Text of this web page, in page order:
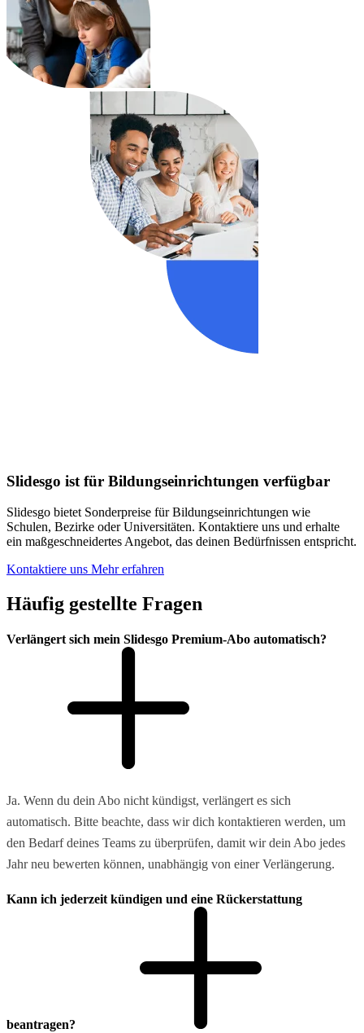
Slidesgo ist für Bildungseinrichtungen verfügbar
Slidesgo bietet Sonderpreise für Bildungseinrichtungen wie
Schulen, Bezirke oder Universitäten. Kontaktiere uns und erhalte
ein maßgeschneidertes Angebot, das deinen Bedürfnissen entspricht.
Kontaktiere uns Mehr erfahren
Häufig gestellte Fragen
Verlängert sich mein Slidesgo Premium-Abo automatisch?
Ja. Wenn du dein Abo nicht kündigst, verlängert es sich
automatisch. Bitte beachte, dass wir dich kontaktieren werden, um
den Bedarf deines Teams zu überprüfen, damit wir dein Abo jedes
Jahr neu bewerten können, unabhängig von einer Verlängerung.
Kann ich jederzeit kündigen und eine Rückerstattung
beantragen?